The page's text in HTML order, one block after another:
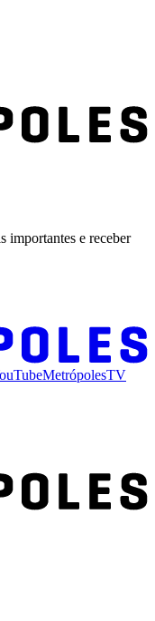
importantes e receber
MetrópolesTV